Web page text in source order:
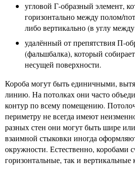
угловой Г-образный элемент,
горизонтально между полом/
либо вертикально (в углу
удалённый от препятствия П-
(фальшбалка), который
несущей поверхности.
Короба могут быть единичными,
линию. На потолках они часто
контур по всему помещению.
периметру не всегда имеют
разных стен они могут быть шире
взаимной стыковки иногда
окружности. Естественно, коробами
горизонтальные, так и вертикальные